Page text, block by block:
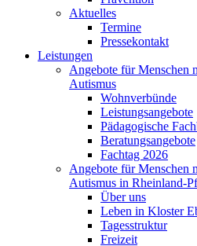
Aktuelles
Termine
Pressekontakt
Leistungen
Angebote für Menschen
Autismus
Wohnverbünde
Leistungsangebote
Pädagogische
Beratungsangebote
Fachtag 2026
Angebote für Menschen
Autismus in Rheinland-
Über uns
Leben in Kloster
Tagesstruktur
Freizeit